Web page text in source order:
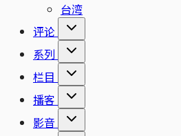
台湾
评论
系列
栏目
播客
影音